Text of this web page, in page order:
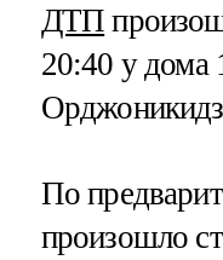
ДТП
20:40 у дома
По
произошло